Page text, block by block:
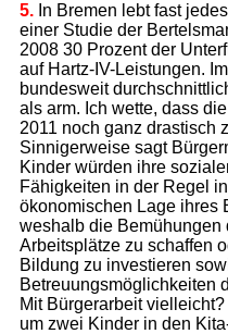
5.In Bremen lebt fast
einer Studie der
2008 30 Prozent der
auf Hartz-IV-Leistungen.
bundesweit
als arm. Ich wette, dass
2011 noch ganz drastisch
Sinnigerweise sagt
Kinder würden ihre
Fähigkeiten in der Regel
ökonomischen Lage ihres
weshalb die Bemühungen
Arbeitsplätze zu schaffen
Bildung zu investieren
Betreuungsmöglichkeiten
Mit Bürgerarbeit
um zwei Kinder in den